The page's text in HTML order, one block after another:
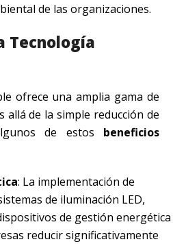
de las organizaciones.
Tecnología
ofrece una amplia gama de
allá de la simple reducción de
de estos beneficios
: La implementación de
de iluminación LED,
de gestión energética
reducir significativamente